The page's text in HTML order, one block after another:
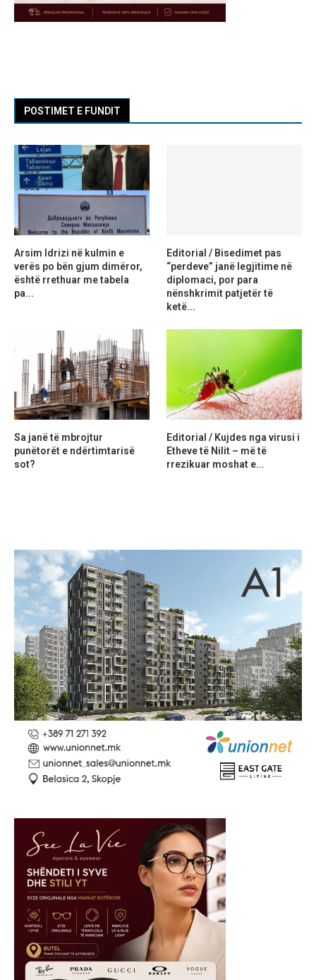
POSTIMET E FUNDIT
Arsim Idrizi në kulmin e
verës po bën gjum dimëror,
është rrethuar me tabela
pa...
Editorial / Bisedimet pas
“perdeve” janë legjitime në
diplomaci, por para
nënshkrimit patjetër të
ketë...
Sa janë të mbrojtur
punëtorët e ndërtimtarisë
sot?
Editorial / Kujdes nga virusi i
Etheve të Nilit – më të
rrezikuar moshat e...